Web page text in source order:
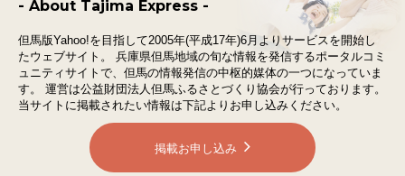
- About Tajima Express -
但馬版Yahoo!を目指して2005年(平成17年)6月よりサービスを開始し
たウェブサイト。
兵庫県但馬地域の旬な情報を発信するポータルコミ
ュニティサイトで、 但馬の情報発信の中枢的媒体の一つになっていま
す。
運営は公益財団法人但馬ふるさとづくり協会が行っております。
当サイトに掲載されたい情報は下記よりお申し込みください。
掲載お申し込み